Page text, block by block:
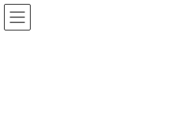
コ
ン
ナ
ビ